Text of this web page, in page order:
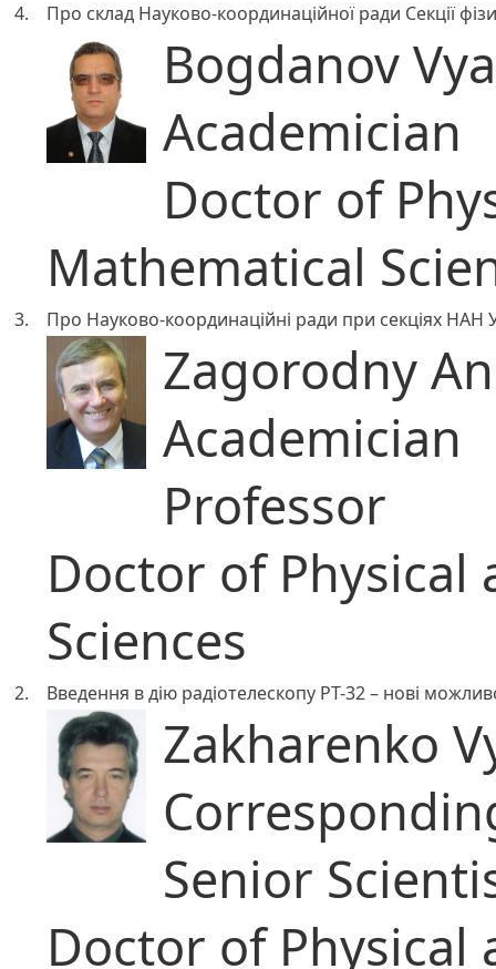
4. Про склад Науково-координаційної ради Секції
Bogdanov
Academician
Doctor of
Mathematical
3. Про Науково-координаційні ради при секціях НАН
Zagorodny
Academician
Professor
Doctor of
Sciences
2. Введення в дію радіотелескопу РТ-32 – нові
Zakharenko
Senior
Doctor of